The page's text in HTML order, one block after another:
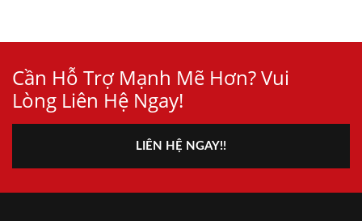
Cần Hỗ Trợ Mạnh Mẽ Hơn? Vui
Lòng Liên Hệ Ngay!
LIÊN HỆ NGAY!!